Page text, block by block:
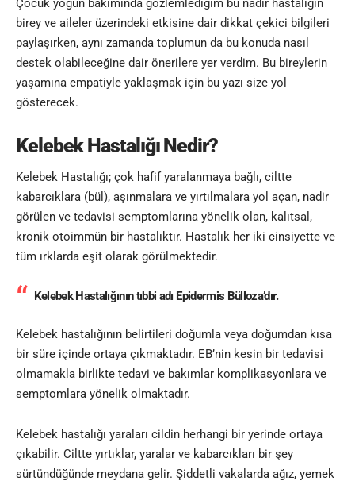
Çocuk yoğun bakımında gözlemlediğim bu nadir hastalığın
birey ve aileler üzerindeki etkisine dair dikkat çekici bilgileri
paylaşırken, aynı zamanda toplumun da bu konuda nasıl
destek olabileceğine dair önerilere yer verdim. Bu bireylerin
yaşamına empatiyle yaklaşmak için bu yazı size yol
gösterecek.
Kelebek Hastalığı Nedir?
Kelebek Hastalığı; çok hafif yaralanmaya bağlı, ciltte
kabarcıklara (bül), aşınmalara ve yırtılmalara yol açan, nadir
görülen ve tedavisi semptomlarına yönelik olan, kalıtsal,
kronik otoimmün bir hastalıktır. Hastalık her iki cinsiyette ve
tüm ırklarda eşit olarak görülmektedir.
Kelebek Hastalığının tıbbi adı Epidermis Bülloza’dır.
Kelebek hastalığının belirtileri doğumla veya doğumdan kısa
bir süre içinde ortaya çıkmaktadır. EB’nin kesin bir tedavisi
olmamakla birlikte tedavi ve bakımlar komplikasyonlara ve
semptomlara yönelik olmaktadır.
Kelebek hastalığı yaraları cildin herhangi bir yerinde ortaya
çıkabilir. Ciltte yırtıklar, yaralar ve kabarcıkları bir şey
sürtündüğünde meydana gelir. Şiddetli vakalarda ağız, yemek